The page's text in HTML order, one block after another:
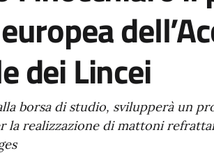
dei Lincei
alla borsa di studio, svilupperà un
la realizzazione di mattoni